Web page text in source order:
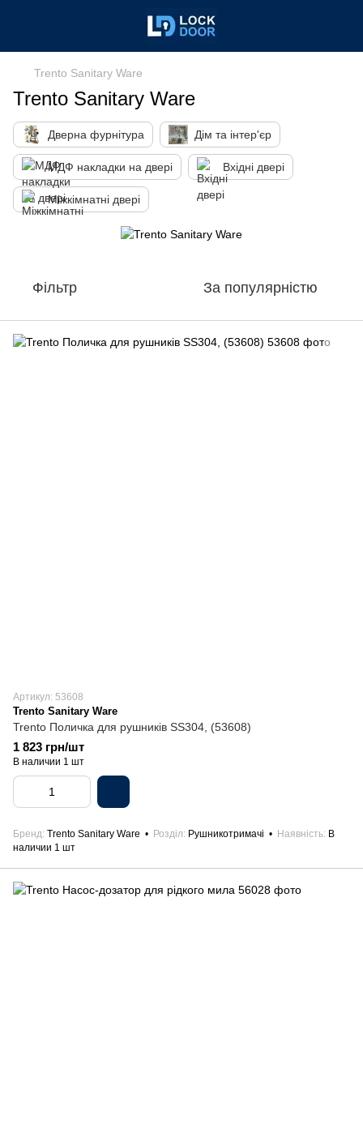
Trento Sanitary Ware
Trento Sanitary Ware
Дверна фурнітура Дім та інтер'єр
МДФ накладки на двері Вхідні двері
Міжкімнатні двері
Фільтр За популярністю
Артикул: 53608
Trento Sanitary Ware
Trento Поличка для рушників SS304, (53608)
1 823 грн/шт
В наличии 1 шт
Бренд Trento Sanitary Ware Розділ Рушникотримачі Наявність В
наличии 1 шт